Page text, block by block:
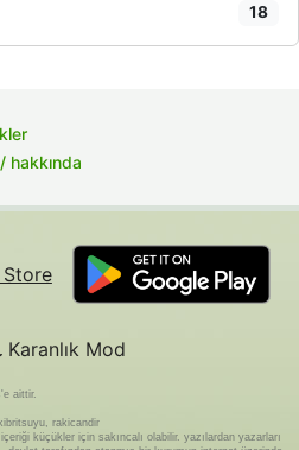
18
hakkında
Karanlık Mod
aittir.
rakicandir
küçükler için sakıncalı olabilir. yazılardan yazarları